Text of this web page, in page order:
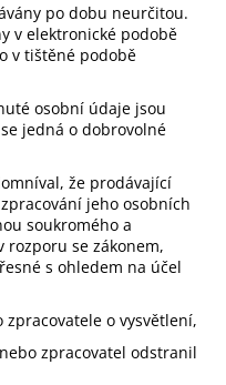
po dobu neurčitou.
v elektronické podobě
v tištěné podobě
osobní údaje jsou
jedná o dobrovolné
že prodávající
jeho osobních
soukromého a
se zákonem,
s ohledem na účel
o vysvětlení,
zpracovatel odstranil